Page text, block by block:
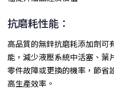
抗磨耗性能：
高品質的無鋅抗磨耗添加劑可
能，減少液壓系統中活塞、葉
零件故障或更換的機率，節省
高生產效率。